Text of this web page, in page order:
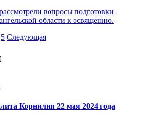
вопросы подготовки
области к освящению.
5 Следующая
Корнилия 22 мая 2024 года